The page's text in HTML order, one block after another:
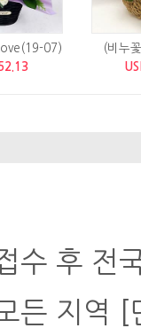
07)
(비누
수 후 전
든 지역